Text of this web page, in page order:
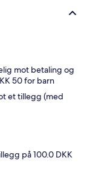
mot betaling og
50 for barn
et tillegg (med
på 100.0 DKK